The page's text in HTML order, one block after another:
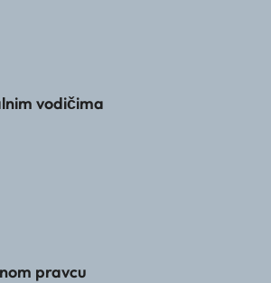
vodičima
pravcu